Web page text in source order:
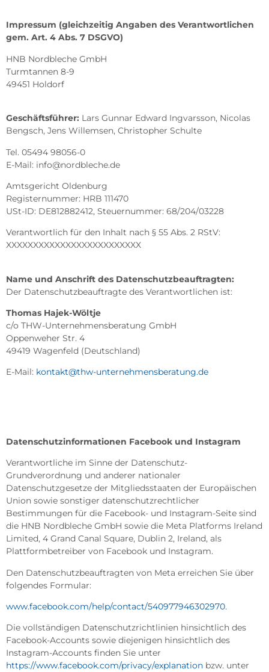
Impressum (gleichzeitig Angaben des Verantwortlichen
gem. Art. 4 Abs. 7 DSGVO)
HNB Nordbleche GmbH
Turmtannen 8-9
49451 Holdorf
Geschäftsführer: Lars Gunnar Edward Ingvarsson, Nicolas
Bengsch, Jens Willemsen, Christopher Schulte
Tel. 05494 98056-0
E-Mail: info@nordbleche.de
Amtsgericht Oldenburg
Registernummer: HRB 111470
USt-ID: DE812882412, Steuernummer: 68/204/03228
Verantwortlich für den Inhalt nach § 55 Abs. 2 RStV:
XXXXXXXXXXXXXXXXXXXXXXXXX
Name und Anschrift des Datenschutzbeauftragten:
Der Datenschutzbeauftragte des Verantwortlichen ist:
Thomas Hajek-Wöltje
c/o THW-Unternehmensberatung GmbH
Oppenweher Str. 4
49419 Wagenfeld (Deutschland)
E-Mail: kontakt@thw-unternehmensberatung.de
Datenschutzinformationen Facebook und Instagram
Verantwortliche im Sinne der Datenschutz-
Grundverordnung und anderer nationaler
Datenschutzgesetze der Mitgliedsstaaten der Europäischen
Union sowie sonstiger datenschutzrechtlicher
Bestimmungen für die Facebook- und Instagram-Seite sind
die HNB Nordbleche GmbH sowie die Meta Platforms Ireland
Limited, 4 Grand Canal Square, Dublin 2, Ireland, als
Plattformbetreiber von Facebook und Instagram.
Den Datenschutzbeauftragten von Meta erreichen Sie über
folgendes Formular:
www.facebook.com/help/contact/540977946302970.
Die vollständigen Datenschutzrichtlinien hinsichtlich des
Facebook-Accounts sowie diejenigen hinsichtlich des
Instagram-Accounts finden Sie unter
https://www.facebook.com/privacy/explanation bzw. unter